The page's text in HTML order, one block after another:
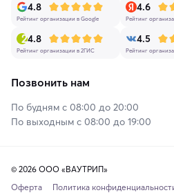
4.8
Рейтинг организации в Google
4.6
Рейтинг
4.8
Рейтинг организации в 2ГИС
4.5
Рейтинг
Позвонить нам
По будням с 08:00 до 20:00
По выходным с 08:00 до 19:00
© 2026 ООО «ВАУТРИП»
Оферта
Политика